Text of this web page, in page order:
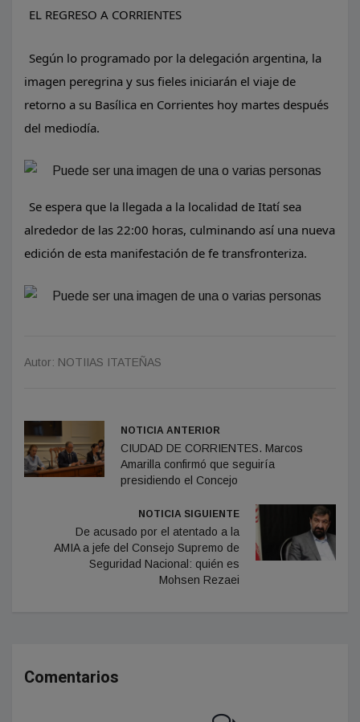
EL REGRESO A CORRIENTES
​Según lo programado por la delegación argentina, la
imagen peregrina y sus fieles iniciarán el viaje de
retorno a su Basílica en Corrientes hoy martes después
del mediodía.
Se espera que la llegada a la localidad de Itatí sea
alrededor de las 22:00 horas, culminando así una nueva
edición de esta manifestación de fe transfronteriza.
Autor: NOTIIAS ITATEÑAS
NOTICIA ANTERIOR
CIUDAD DE CORRIENTES. Marcos
Amarilla confirmó que seguiría
presidiendo el Concejo
NOTICIA SIGUIENTE
De acusado por el atentado a la
AMIA a jefe del Consejo Supremo de
Seguridad Nacional: quién es
Mohsen Rezaei
Comentarios